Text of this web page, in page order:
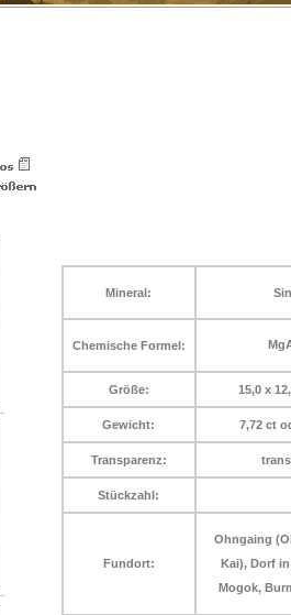
Mineral:
Chemische Formel:
Größe: 15,0 x
Gewicht: 7,72 ct
Transparenz:
Stückzahl:
Fundort:
Ohngaing
Kai), Dorf
Mogok,